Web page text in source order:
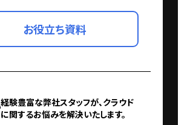
お役立ち資料
経験豊富な弊社スタッフが、クラウド
に関するお悩みを解決いたします。